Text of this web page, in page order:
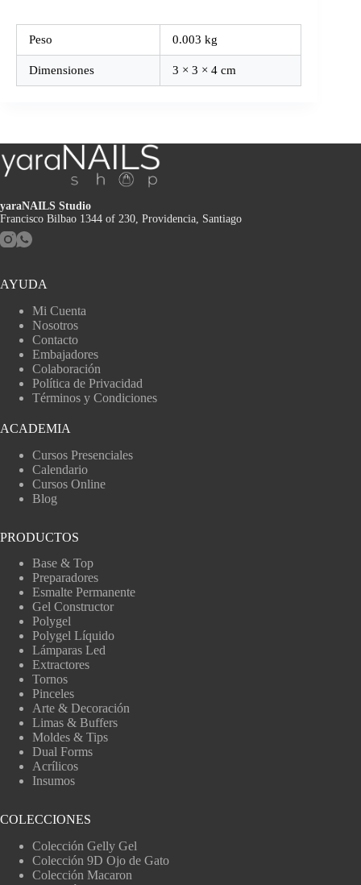
Peso 0.003 kg
Dimensiones 3 × 3 × 4 cm
yaraNAILS Studio
Francisco Bilbao 1344 of 230, Providencia, Santiago
AYUDA
Mi Cuenta
Nosotros
Contacto
Embajadores
Colaboración
Política de Privacidad
Términos y Condiciones
ACADEMIA
Cursos Presenciales
Calendario
Cursos Online
Blog
PRODUCTOS
Base & Top
Preparadores
Esmalte Permanente
Gel Constructor
Polygel
Polygel Líquido
Lámparas Led
Extractores
Tornos
Pinceles
Arte & Decoración
Limas & Buffers
Moldes & Tips
Dual Forms
Acrílicos
Insumos
COLECCIONES
Colección Gelly Gel
Colección 9D Ojo de Gato
Colección Macaron